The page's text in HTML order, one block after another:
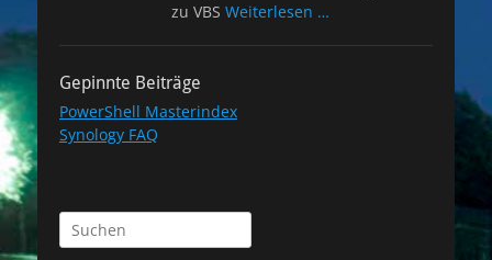
zu VBS Weiterlesen …
Gepinnte Beiträge
PowerShell Masterindex
Synology FAQ
Suchen
nach: